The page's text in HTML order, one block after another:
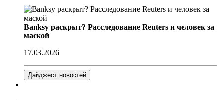
Banksy раскрыт? Расследование Reuters и человек за
маской
17.03.2026
Дайджест новостей